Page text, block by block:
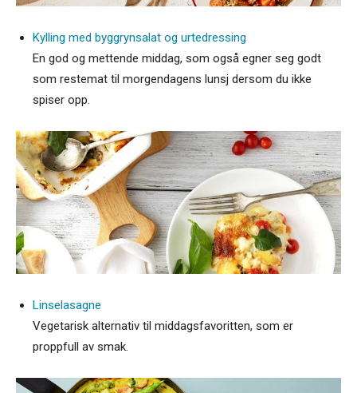
Kylling med byggrynsalat og urtedressing
En god og mettende middag, som også egner seg godt
som restemat til morgendagens lunsj dersom du ikke
spiser opp.
Linselasagne
Vegetarisk alternativ til middagsfavoritten, som er
proppfull av smak.